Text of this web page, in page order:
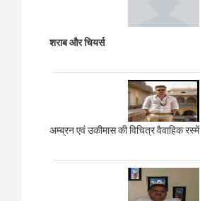
शराब और चियर्स
अम्ब्रन एवं उकीमास की विचित्र वैवाहिक रस्में